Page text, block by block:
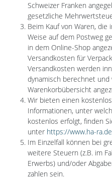
Schweizer Franken
gesetzliche
Beim Kauf von Waren,
Weise auf dem Postweg
in dem Online-Shop
Versandkosten für
Versandkosten werden
dynamisch berechnet
Warenkorbübersicht
Wir bieten einen
Informationen, unter
kostenlos erfolgt, finden
unter https://www.ha-
Im Einzelfall können bei
weitere Steuern (z.B. im
Erwerbs) und/oder
zahlen sein.